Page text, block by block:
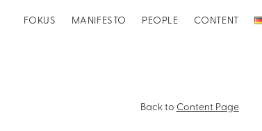
FOKUS MANIFESTO PEOPLE CONTENT
Back to Content Page